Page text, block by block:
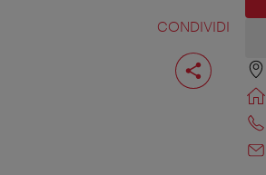
CONDIVIDI
Condividi
pagina